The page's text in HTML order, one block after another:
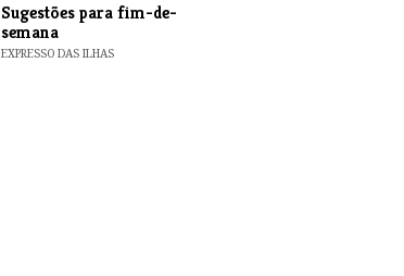
​Sugestões para fim-de-
semana
EXPRESSO DAS ILHAS